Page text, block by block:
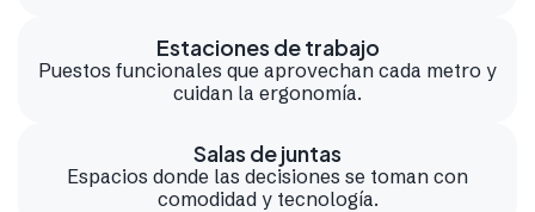
Estaciones de trabajo
Puestos funcionales que aprovechan cada metro y
cuidan la ergonomía.
Salas de juntas
Espacios donde las decisiones se toman con
comodidad y tecnología.